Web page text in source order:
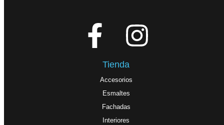
Tienda
Accesorios
Esmaltes
Fachadas
Interiores